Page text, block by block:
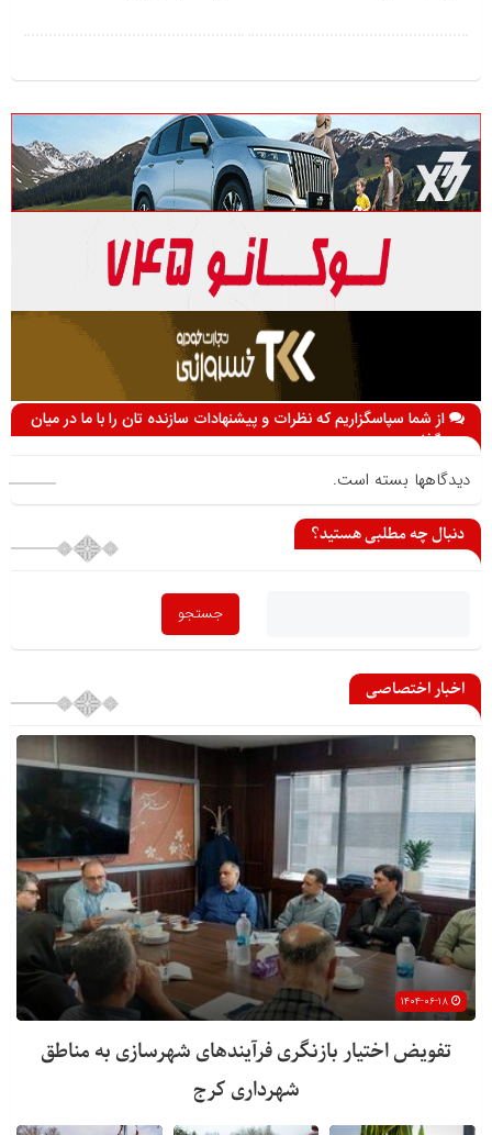
از شما سپاسگزاریم که نظرات و پیشنهادات سازنده تان را با ما در میان
می گذارید
دیدگاهها بسته است.
دنبال چه مطلبی هستید؟
اخبار اختصاصی
تفویض اختیار بازنگری فرآیندهای شهرسازی به مناطق
شهرداری کرج